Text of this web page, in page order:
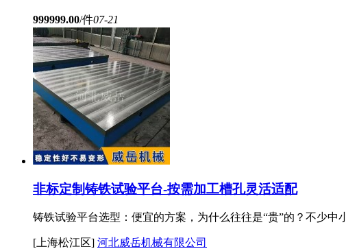
999999.00/件07-21
非标定制铸铁试验平台-按需加工槽孔灵活适配
铸铁试验平台选型：便宜的方案，为什么往往是“贵”的？不少
[上海松江区] 河北威岳机械有限公司